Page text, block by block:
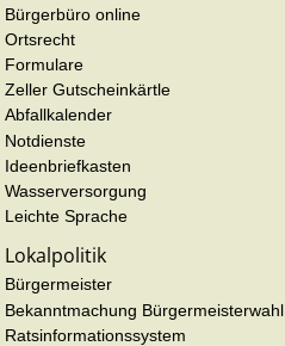
Bürgerbüro online
Ortsrecht
Formulare
Zeller Gutscheinkärtle
Abfallkalender
Notdienste
Ideenbriefkasten
Wasserversorgung
Leichte Sprache
Lokalpolitik
Bürgermeister
Bekanntmachung Bürgermeisterwahl
Ratsinformationssystem